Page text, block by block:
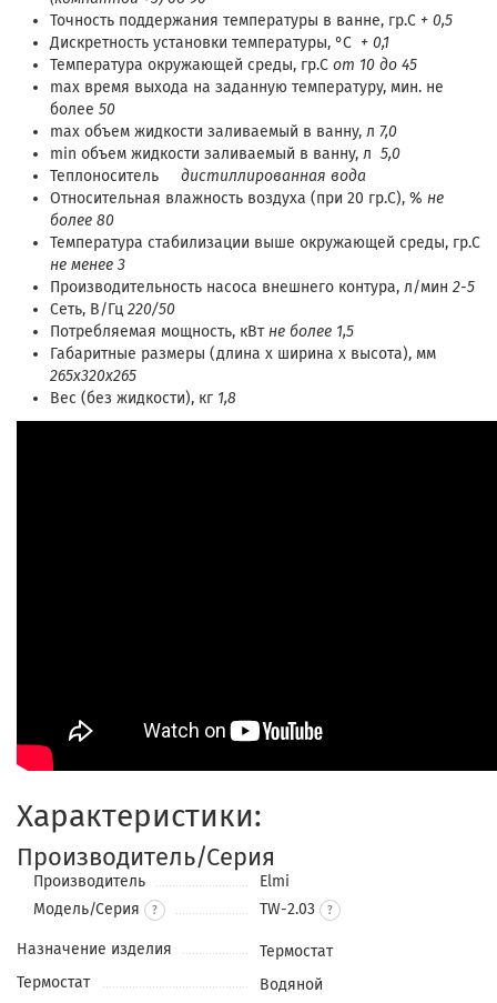
Точность поддержания температуры в ванне, гр.С + 0,5
Дискретность установки температуры, °С + 0,1
Температура окружающей среды, гр.С от 10 до 45
max время выхода на заданную температуру, мин. не
более 50
max объем жидкости заливаемый в ванну, л 7,0
min объем жидкости заливаемый в ванну, л 5,0
Теплоноситель дистиллированная вода
Относительная влажность воздуха (при 20 гр.С), % не
более 80
Температура стабилизации выше окружающей среды, гр.С
не менее 3
Производительность насоса внешнего контура, л/мин 2-5
Сеть, В/Гц 220/50
Потребляемая мощность, кВтне более 1,5
Габаритные размеры (длина х ширина х высота), мм
265х320х265
Вес (без жидкости), кг 1,8
Характеристики:
Производитель/Серия
Производитель
Elmi
Модель/Серия
? TW-2.03
Назначение изделия
Термостат
Термостат
Водяной